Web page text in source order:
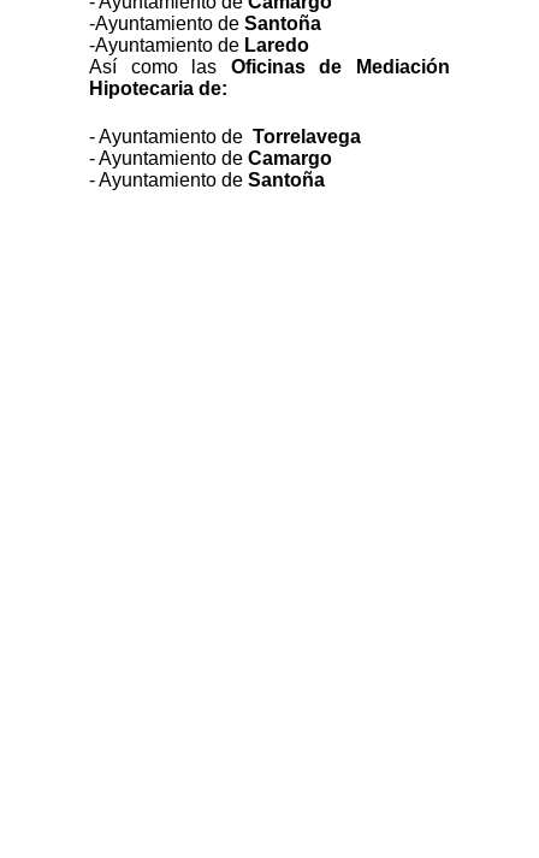
-Ayuntamiento de Santoña
-Ayuntamiento de Laredo
Así como las Oficinas de Mediación
Hipotecaria de:
- Ayuntamiento de Torrelavega
- Ayuntamiento de Camargo
- Ayuntamiento de Santoña